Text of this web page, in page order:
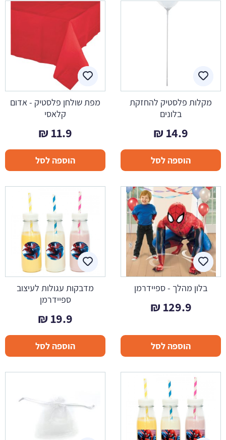
מקלות פלסטיק להחזקת
בלונים
14.9
₪
הוספה לסל
מפת שולחן פלסטיק - אדום
קלאסי
11.9
₪
הוספה לסל
בלון מהלך - ספיידרמן
129.9
₪
הוספה לסל
מדבקות עגולות לעיצוב
ספיידרמן
19.9
₪
הוספה לסל